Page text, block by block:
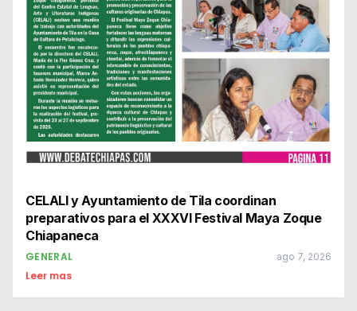
CELALI y Ayuntamiento de Tila coordinan
preparativos para el XXXVI Festival Maya Zoque
Chiapaneca
GENERAL ago 7, 2026
Leer mas